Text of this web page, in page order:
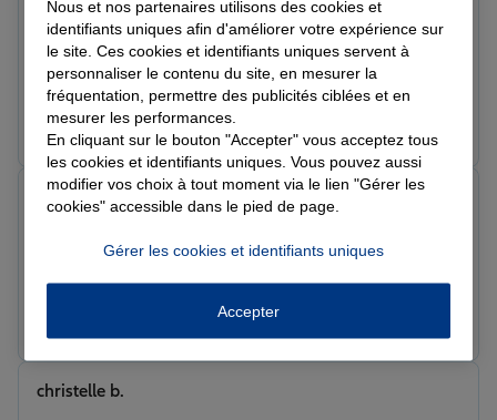
Le 12/06/2026 - Agence RIBERAC AYDIE
Client de l agence de Mme Artaud. Toujours très bien
accueilli, très à l écoute, très agréable et
professionnelle. Je recommande vivement.
Prendre un RDV
Note de 5 sur 5
Agence très professionnelle. Satisfaite. Je recommande
Martine G.
Prendre un RDV
christelle b.
Nous et nos partenaires utilisons des cookies et
identifiants uniques afin d'améliorer votre expérience sur
le site. Ces cookies et identifiants uniques servent à
personnaliser le contenu du site, en mesurer la
fréquentation, permettre des publicités ciblées et en
mesurer les performances.
En cliquant sur le bouton "Accepter" vous acceptez tous
les cookies et identifiants uniques. Vous pouvez aussi
modifier vos choix à tout moment via le lien "Gérer les
cookies" accessible dans le pied de page.
Gérer les cookies et identifiants uniques
Accepter